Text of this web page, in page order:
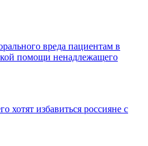
вреда пациентам в
помощи ненадлежащего
хотят избавиться россияне с